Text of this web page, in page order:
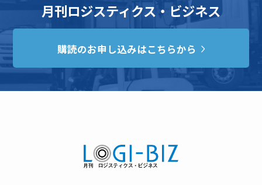
月刊ロジスティクス・ビジネス
購読のお申し込みはこちらから